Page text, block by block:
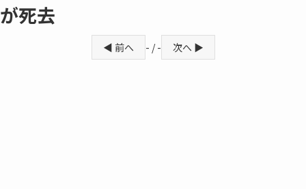
が死去
◀ 前へ - / - 次へ ▶